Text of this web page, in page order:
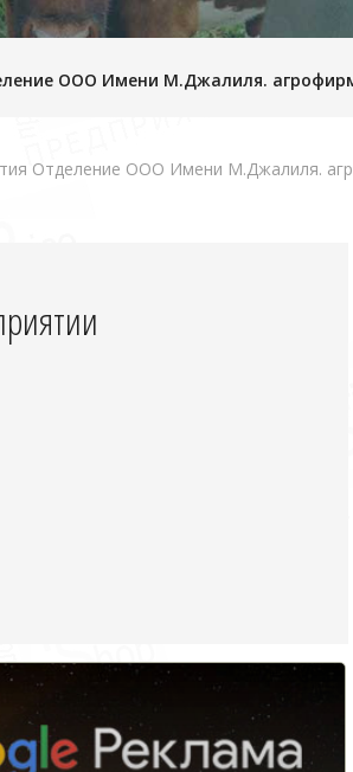
ООО Имени М.Джалиля.
Отделение ООО Имени М.Джалиля.